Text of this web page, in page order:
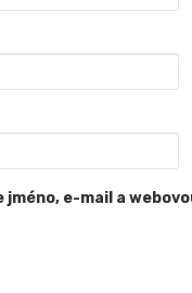
jméno, e-mail a